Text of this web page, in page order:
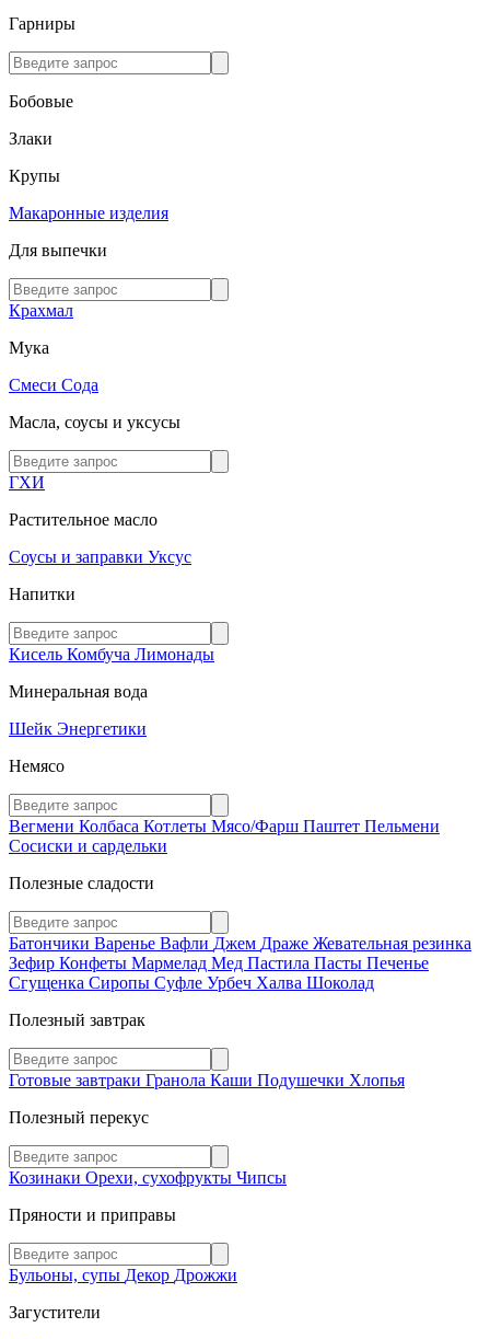
Гарниры
Бобовые
Злаки
Крупы
Макаронные изделия
Для выпечки
Крахмал
Мука
Смеси Сода
Масла, соусы и уксусы
ГХИ
Растительное масло
Соусы и заправки Уксус
Напитки
Кисель Комбуча Лимонады
Минеральная вода
Шейк Энергетики
Немясо
Вегмени Колбаса Котлеты Мясо/Фарш Паштет Пельмени
Сосиски и сардельки
Полезные сладости
Батончики Варенье Вафли Джем Драже Жевательная резинка
Зефир Конфеты Мармелад Мед Пастила Пасты Печенье
Сгущенка Сиропы Суфле Урбеч Халва Шоколад
Полезный завтрак
Готовые завтраки Гранола Каши Подушечки Хлопья
Полезный перекус
Козинаки Орехи, сухофрукты Чипсы
Пряности и приправы
Бульоны, супы Декор Дрожжи
Загустители